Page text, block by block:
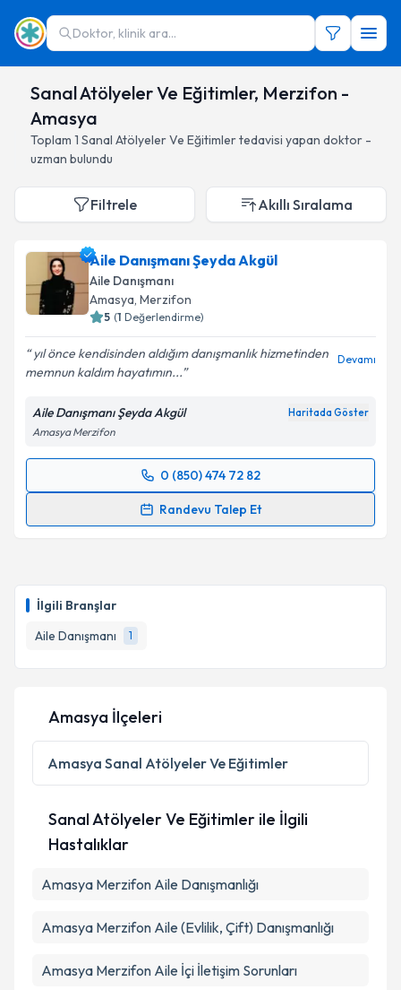
Doktor, klinik ara...
Sanal Atölyeler Ve Eğitimler, Merzifon -
Amasya
Toplam 1 Sanal Atölyeler Ve Eğitimlertedavisi yapan doktor -
uzman bulundu
İlgili Branşlar
Aile Danışmanı
1
Filtrele Akıllı Sıralama
Aile Danışmanı Şeyda Akgül
Aile Danışmanı
Amasya, Merzifon
5 (1 Değerlendirme)
yıl önce kendisinden aldığım danışmanlık hizmetinden
memnun kaldım hayatımın...
Devamı
Aile Danışmanı Şeyda Akgül Haritada Göster
Amasya Merzifon
0 (850) 474 72 82
Randevu Talep Et
Randevu Takvimi Talebi
bilgilendireceğiz.
E-posta Adresiniz
Kişisel verilerimin işlenmesine ilişkin
Metni'ni okudum ve kişisel verilerimin belirtilen
kapsamda işlenmesini kabul ediyorum.
Takvim Talebini Gönder
Amasya İlçeleri
Amasya Sanal Atölyeler Ve Eğitimler
Sanal Atölyeler Ve Eğitimler ile İlgili
Hastalıklar
Amasya Merzifon Aile Danışmanlığı
Amasya Merzifon Aile (Evlilik, Çift) Danışmanlığı
Amasya Merzifon Aile İçi İletişim Sorunları